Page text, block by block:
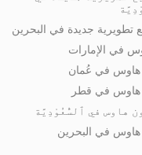
تطويرية جديدة في البحرين
في الإمارات
هاوس في عُمان
هاوس في قطر
هاوس في ٱلسُّعُوْدِيَّة
هاوس في البحرين